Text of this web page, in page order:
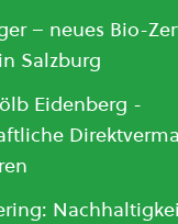
– neues Bio-
Salzburg
Eidenberg -